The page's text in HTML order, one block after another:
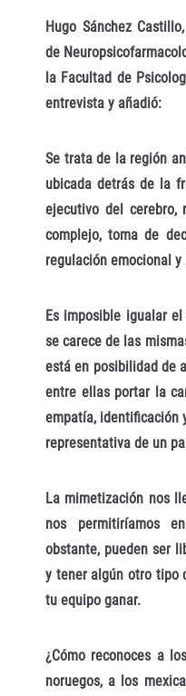
Hugo Sánchez
de
la Facultad de
entrevista y añadió:
Se trata de la región
ubicada detrás de la
ejecutivo del cerebro,
complejo, toma de
regulación emocional
Es imposible igualar
se carece de las
está en posibilidad de
entre ellas portar la
empatía, identificación
representativa de un
La mimetización nos
nos permitiríamos
obstante, pueden ser
y tener algún otro tipo
tu equipo ganar.
¿Cómo reconoces a
noruegos, a los